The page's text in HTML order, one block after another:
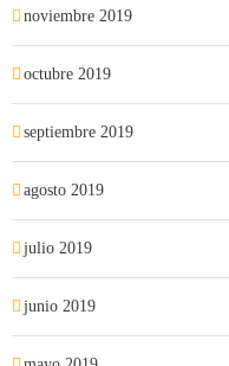
noviembre 2019
octubre 2019
septiembre 2019
agosto 2019
julio 2019
junio 2019